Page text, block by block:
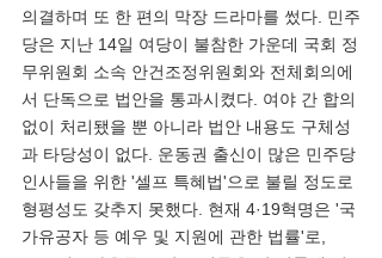
의결하며 또 한 편의 막장 드라마를 썼다. 민주
당은 지난 14일 여당이 불참한 가운데 국회 정
무위원회 소속 안건조정위원회와 전체회의에
서 단독으로 법안을 통과시켰다. 여야 간 합의
없이 처리됐을 뿐 아니라 법안 내용도 구체성
과 타당성이 없다. 운동권 출신이 많은 민주당
인사들을 위한 '셀프 특혜법'으로 불릴 정도로
형평성도 갖추지 못했다. 현재 4·19혁명은 '국
가유공자 등 예우 및 지원에 관한 법률'로,